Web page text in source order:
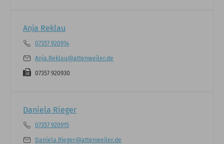
Anja Reklau
07357 920914
Anja.Reklau@attenweiler.de
07357 920930
Daniela Rieger
07357 920915
Daniela.Rieger@attenweiler.de